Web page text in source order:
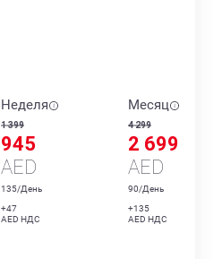
Неделя
1 399
945
AED
135/День
+47
AED НДС
Месяц
4 299
2 699
AED
90/День
+135
AED НДС